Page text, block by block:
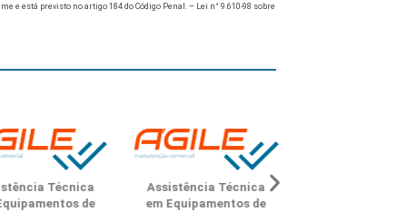
e está previsto no artigo 184 do Código Penal. –
Lei n° 9.610-98 sobre
de
Assistência Técnica
em Equipamentos de
Assistência Técnica
em Equipamentos de